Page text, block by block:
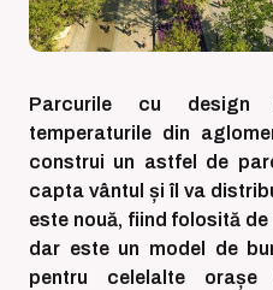
Parcurile cu design
temperaturile din
construi un astfel de
capta vântul și îl va
este nouă, fiind folosită
dar este un model de
pentru celelalte